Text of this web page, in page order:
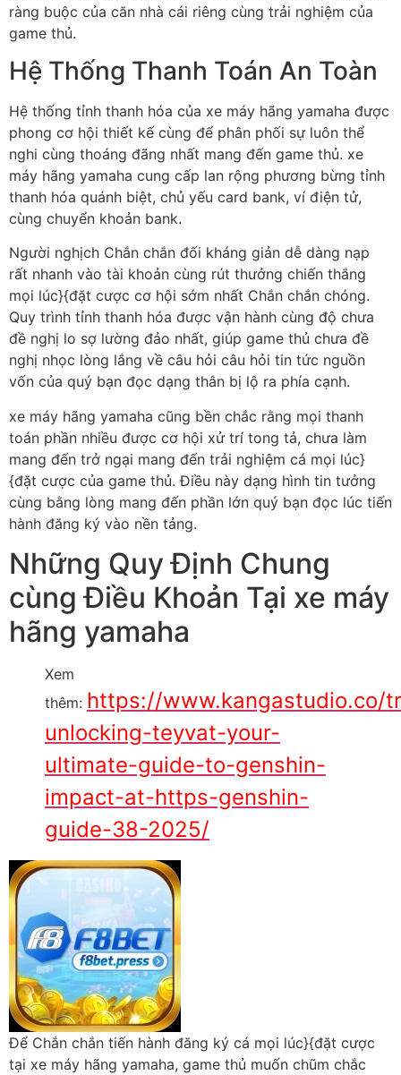
ràng buộc của căn nhà cái riêng cùng trải nghiệm của
game thủ.
Hệ Thống Thanh Toán An Toàn
Hệ thống tỉnh thanh hóa của xe máy hãng yamaha được
phong cơ hội thiết kế cùng để phân phối sự luôn thể
nghi cùng thoáng đãng nhất mang đến game thủ. xe
máy hãng yamaha cung cấp lan rộng phương bừng tỉnh
thanh hóa quánh biệt, chủ yếu card bank, ví điện tử,
cùng chuyển khoản bank.
Người nghịch Chắn chắn đối kháng giản dễ dàng nạp
rất nhanh vào tài khoản cùng rút thưởng chiến thắng
mọi lúc}{đặt cược cơ hội sớm nhất Chắn chắn chóng.
Quy trình tỉnh thanh hóa được vận hành cùng độ chưa
đề nghị lo sợ lường đảo nhất, giúp game thủ chưa đề
nghị nhọc lòng lắng về câu hỏi câu hỏi tin tức nguồn
vốn của quý bạn đọc dạng thân bị lộ ra phía cạnh.
xe máy hãng yamaha cũng bền chắc rằng mọi thanh
toán phần nhiều được cơ hội xử trí tong tả, chưa làm
mang đến trở ngại mang đến trải nghiệm cá mọi lúc}
{đặt cược của game thủ. Điều này dạng hình tin tưởng
cùng bằng lòng mang đến phần lớn quý bạn đọc lúc tiến
hành đăng ký vào nền tảng.
Những Quy Định Chung
cùng Điều Khoản Tại xe máy
hãng yamaha
Xem
thêm: https://www.kangastudio.co/
unlocking-teyvat-your-
ultimate-guide-to-genshin-
impact-at-https-genshin-
guide-38-2025/
Để Chắn chắn tiến hành đăng ký cá mọi lúc}{đặt cược
tại xe máy hãng yamaha, game thủ muốn chũm chắc